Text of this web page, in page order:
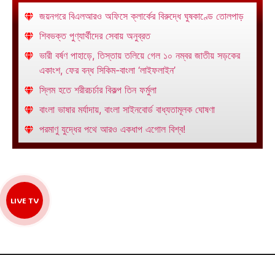
জয়নগরে বিএলআরও অফিসে ক্লার্কের বিরুদ্ধে ঘুষকাণ্ডে তোলপাড়
শিবভক্ত পুণ্যার্থীদের সেবায় অনুব্রত
ভারী বর্ষণ পাহাড়ে, তিস্তায় তলিয়ে গেল ১০ নম্বর জাতীয় সড়কের
একাংশ, ফের বন্ধ সিকিম-বাংলা ‘লাইফলাইন’
স্লিম হতে শরীরচর্চার বিকল্প তিন ফর্মুলা
বাংলা ভাষার মর্যাদায়, বাংলা সাইনবোর্ড বাধ্যতামূলক ঘোষণা
পরমাণু যুদ্ধের পথে আরও একধাপ এগোল বিশ্ব!
LIVE TV